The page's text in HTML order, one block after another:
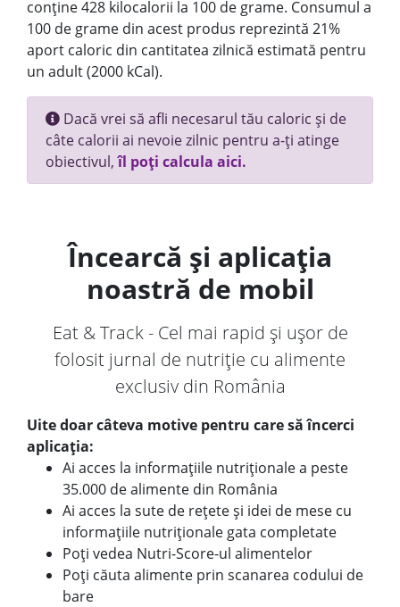
conține 428 kilocalorii la 100 de grame. Consumul a
100 de grame din acest produs reprezintă 21%
aport caloric din cantitatea zilnică estimată pentru
un adult (2000 kCal).
Dacă vrei să afli necesarul tău caloric și de
câte calorii ai nevoie zilnic pentru a-ți atinge
obiectivul,îl poți calcula aici.
Încearcă și aplicația
noastră de mobil
Eat & Track - Cel mai rapid și ușor de
folosit jurnal de nutriție cu alimente
exclusiv din România
Uite doar câteva motive pentru care să încerci
aplicația:
Ai acces la informațiile nutriționale a peste
35.000 de alimente din România
Ai acces la sute de rețete și idei de mese cu
informațiile nutriționale gata completate
Poți vedea Nutri-Score-ul alimentelor
Poți căuta alimente prin scanarea codului de
bare